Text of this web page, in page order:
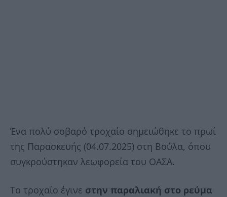
Ένα πολύ σοβαρό τροχαίο σημειώθηκε το πρωί
της Παρασκευής (04.07.2025) στη Βούλα, όπου
συγκρούστηκαν λεωφορεία του ΟΑΣΑ.
Το τροχαίο έγινε στην παραλιακή στο ρεύμα